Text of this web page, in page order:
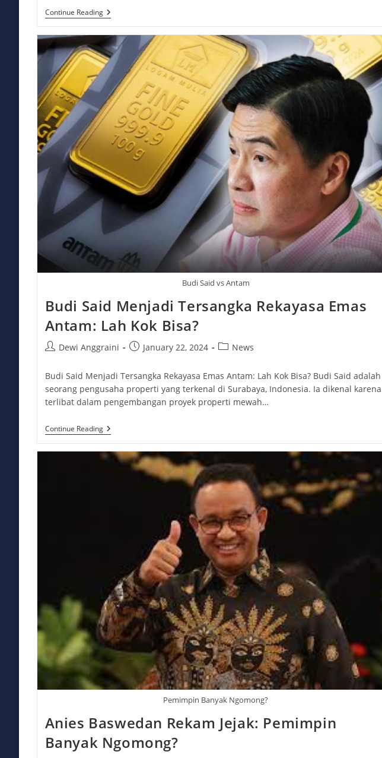
Continue ReadingGaruda
Indonesia:
Dengan
Kejayaan,
Merayakan
75
Tahun
Budi Said vs Antam
Budi Said Menjadi Tersangka Rekayasa Emas
Antam: Lah Kok Bisa?
PostDewi Anggraini
PostJanuary 22, 2024
PostNews
Budi Said Menjadi Tersangka Rekayasa Emas Antam: Lah Kok Bisa? Budi Said adalah
seorang pengusaha properti yang terkenal di Surabaya, Indonesia. Ia dikenal karena
terlibat dalam pengembangan proyek properti mewah…
Continue ReadingBudi
Said
Tersangka
Rekayasa
Pemimpin Banyak Ngomong?
Anies Baswedan Rekam Jejak: Pemimpin
Banyak Ngomong?